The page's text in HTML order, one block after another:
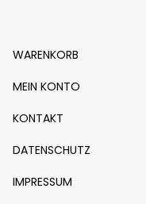
WARENKORB
MEIN KONTO
KONTAKT
DATENSCHUTZ
IMPRESSUM